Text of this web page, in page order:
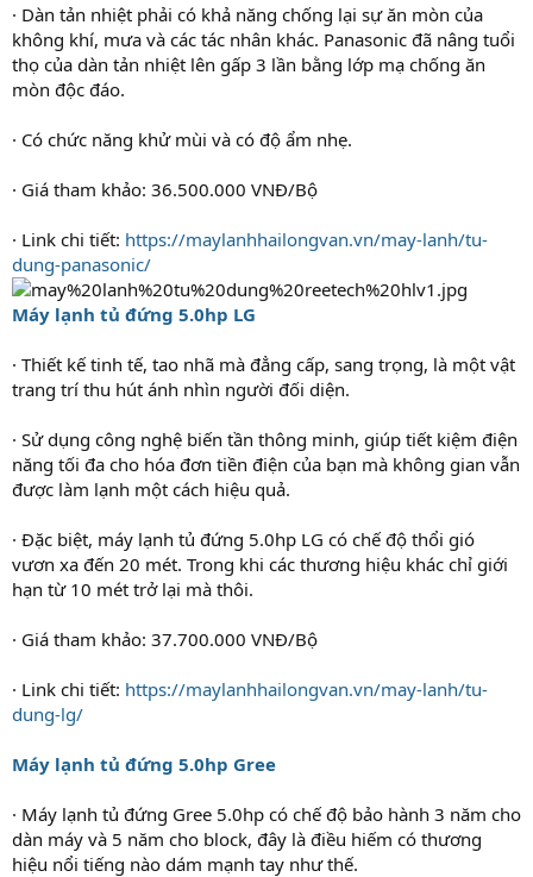
· Dàn tản nhiệt phải có khả năng chống lại sự ăn mòn của
không khí, mưa và các tác nhân khác. Panasonic đã nâng tuổi
thọ của dàn tản nhiệt lên gấp 3 lần bằng lớp mạ chống ăn
mòn độc đáo.
· Có chức năng khử mùi và có độ ẩm nhẹ.
· Giá tham khảo: 36.500.000 VNĐ/Bộ
· Link chi tiết: https://maylanhhailongvan.vn/may-lanh/tu-
dung-panasonic/
Máy lạnh tủ đứng 5.0hp LG
· Thiết kế tinh tế, tao nhã mà đẳng cấp, sang trọng, là một vật
trang trí thu hút ánh nhìn người đối diện.
· Sử dụng công nghệ biến tần thông minh, giúp tiết kiệm điện
năng tối đa cho hóa đơn tiền điện của bạn mà không gian vẫn
được làm lạnh một cách hiệu quả.
· Đặc biệt, máy lạnh tủ đứng 5.0hp LG có chế độ thổi gió
vươn xa đến 20 mét. Trong khi các thương hiệu khác chỉ giới
hạn từ 10 mét trở lại mà thôi.
· Giá tham khảo: 37.700.000 VNĐ/Bộ
· Link chi tiết: https://maylanhhailongvan.vn/may-lanh/tu-
dung-lg/
Máy lạnh tủ đứng 5.0hp Gree
· Máy lạnh tủ đứng Gree 5.0hp có chế độ bảo hành 3 năm cho
dàn máy và 5 năm cho block, đây là điều hiếm có thương
hiệu nổi tiếng nào dám mạnh tay như thế.